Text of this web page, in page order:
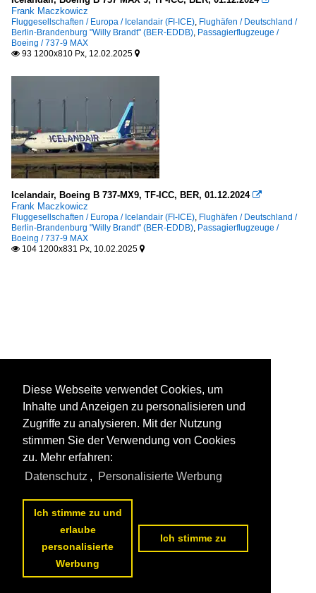
Frank Maczkowicz
Fluggesellschaften / Europa / Icelandair (FI-ICE), Flughäfen / Deutschland /
Berlin-Brandenburg "Willy Brandt" (BER-EDDB), Passagierflugzeuge /
Boeing / 737-9 MAX
 93 1200x810 Px, 12.02.2025 
Icelandair, Boeing B 737-MX9, TF-ICC, BER, 01.12.2024 
Frank Maczkowicz
Fluggesellschaften / Europa / Icelandair (FI-ICE), Flughäfen / Deutschland /
Berlin-Brandenburg "Willy Brandt" (BER-EDDB), Passagierflugzeuge /
Boeing / 737-9 MAX
 104 1200x831 Px, 10.02.2025 
Diese Webseite verwendet Cookies, um
Inhalte und Anzeigen zu personalisieren und
Zugriffe zu analysieren. Mit der Nutzung
stimmen Sie der Verwendung von Cookies
zu. Mehr erfahren:
Datenschutz , Personalisierte Werbung
Ich stimme zu und
erlaube
personalisierte
Werbung
Ich stimme zu